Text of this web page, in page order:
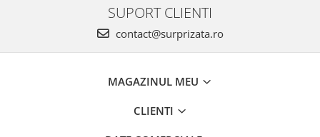
SUPORT CLIENTI
contact@surprizata.ro
MAGAZINUL MEU
CLIENTI